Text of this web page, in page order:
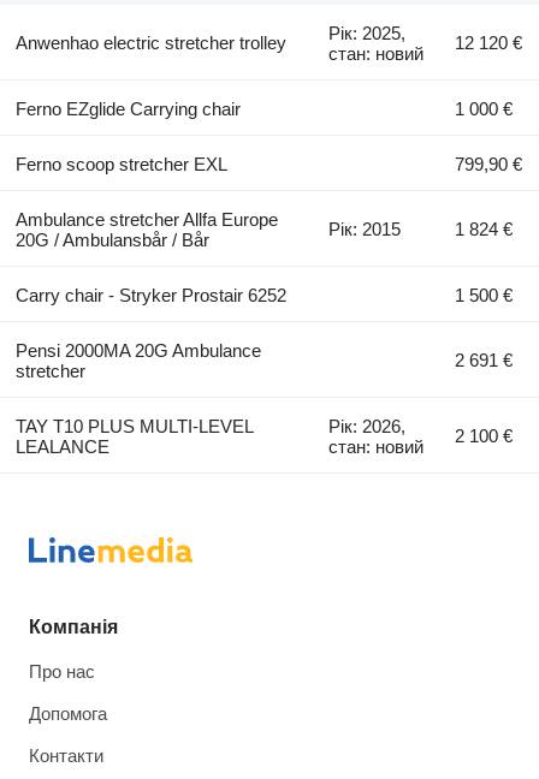
Anwenhao electric stretcher trolley
Рік: 2025,
стан: новий
12 120 €
Ferno EZglide Carrying chair 1 000 €
Ferno scoop stretcher EXL 799,90 €
Ambulance stretcher Allfa Europe
20G / Ambulansbår / Bår
Рік: 2015 1 824 €
Carry chair - Stryker Prostair 6252 1 500 €
Pensi 2000MA 20G Ambulance
stretcher
2 691 €
TAY T10 PLUS MULTI-LEVEL
LEALANCE
Рік: 2026,
стан: новий
2 100 €
Компанія
Про нас
Допомога
Контакти